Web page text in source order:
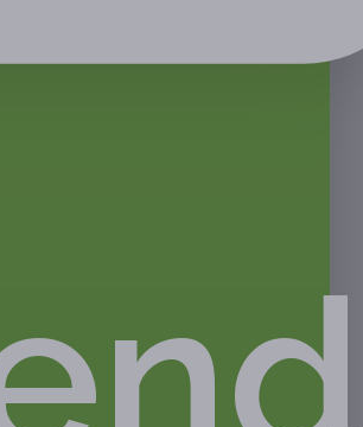
RF-лифтинга для лица или
(одна зона на выбор) (1600 руб.
фракционной мезотерапии лица
(980 руб. вместо 2000 руб.)
фракционной мезотерапии лица
(2820 руб. вместо 6000 руб.)
(4500 руб. вместо
HydraFacial: